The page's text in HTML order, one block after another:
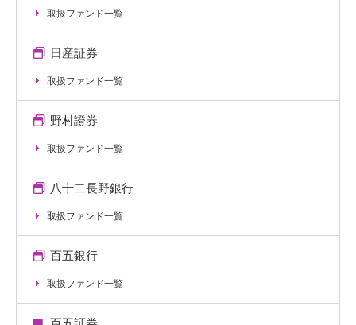
取扱ファンド一覧
日産証券
取扱ファンド一覧
野村證券
取扱ファンド一覧
八十二長野銀行
取扱ファンド一覧
百五銀行
取扱ファンド一覧